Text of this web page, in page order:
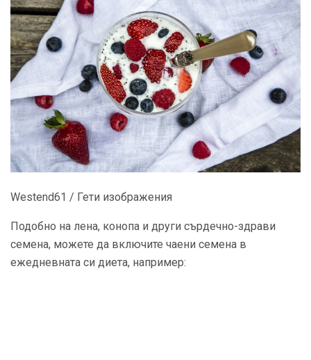
Westend61 / Гети изображения
Подобно на лена, конопа и други сърдечно-здрави
семена, можете да включите чаени семена в
ежедневната си диета, например: